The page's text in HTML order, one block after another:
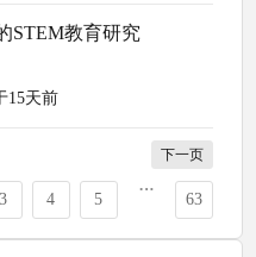
STEM教育研究
15天前
下一页
3 4 5 63